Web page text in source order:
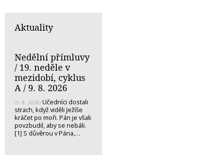
Aktuality
Nedělní přímluvy
/ 19. neděle v
mezidobí, cyklus
A / 9. 8. 2026
(5. 8. 2026) Učedníci dostali
strach, když viděli Ježíše
kráčet po moři. Pán je však
povzbudil, aby se nebáli.
[1] S důvěrou v Pána,…